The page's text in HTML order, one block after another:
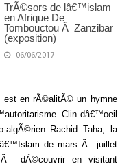
TrÃ©sors de lâ€™islam
en Afrique De
Tombouctou Ã Zanzibar
(exposition)
06/06/2017
est en rÃ©alitÃ© un hymne
Clin dâ€™oeil
Rachid Taha, la
de mars Ã juillet
Ã dÃ©couvrir en visitant